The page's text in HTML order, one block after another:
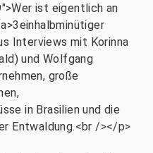
ist eigentlich an
Interviews mit Korinna
und Wolfgang
große
in Brasilien und die
Entwaldung.<br /></p>